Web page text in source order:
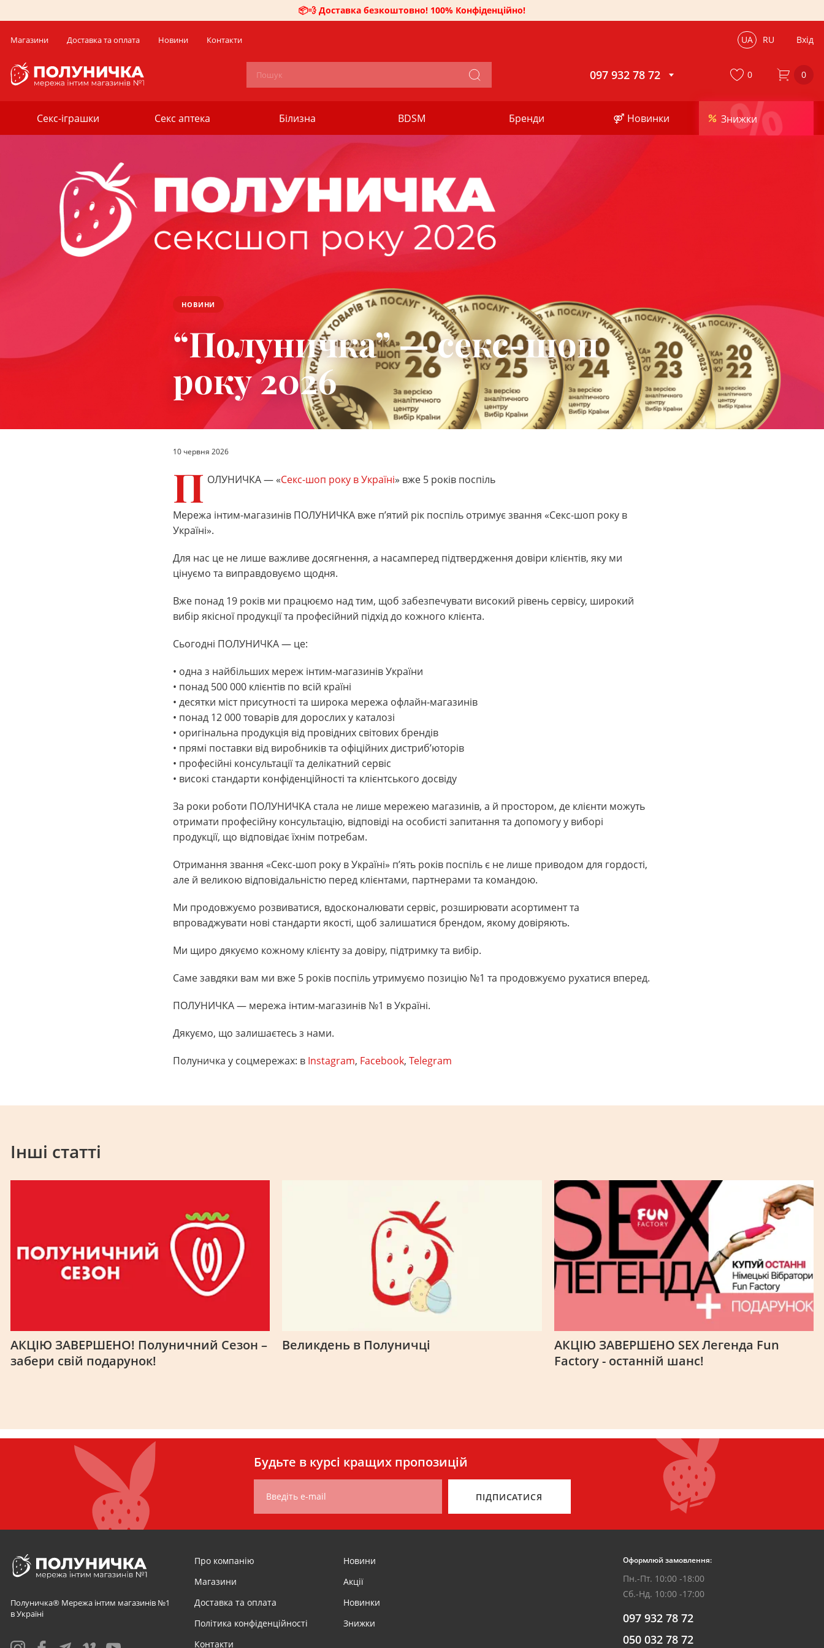
📦💨 Доставка безкоштовно! 100% Конфіденційно!
Магазини Доставка та оплата Новини Контакти UA RU Вхід
097 932 78 72 0
Секс-іграшки Секс аптека Білизна BDSM Бренди ⚤ Новинки %
Знижки
0
НОВИНИ
“Полуничка” — секс-шоп
року 2026
10 червня 2026
П ОЛУНИЧКА — «Секс-шоп року в Україні» вже 5 років поспіль
Мережа інтим-магазинів ПОЛУНИЧКА вже п’ятий рік поспіль отримує звання «Секс-шоп року в
Україні».
Для нас це не лише важливе досягнення, а насамперед підтвердження довіри клієнтів, яку ми
цінуємо та виправдовуємо щодня.
Вже понад 19 років ми працюємо над тим, щоб забезпечувати високий рівень сервісу, широкий
вибір якісної продукції та професійний підхід до кожного клієнта.
Сьогодні ПОЛУНИЧКА — це:
• одна з найбільших мереж інтим-магазинів України
• понад 500 000 клієнтів по всій країні
• десятки міст присутності та широка мережа офлайн-магазинів
• понад 12 000 товарів для дорослих у каталозі
• оригінальна продукція від провідних світових брендів
• прямі поставки від виробників та офіційних дистриб’юторів
• професійні консультації та делікатний сервіс
• високі стандарти конфіденційності та клієнтського досвіду
За роки роботи ПОЛУНИЧКА стала не лише мережею магазинів, а й простором, де клієнти можуть
отримати професійну консультацію, відповіді на особисті запитання та допомогу у виборі
продукції, що відповідає їхнім потребам.
Отримання звання «Секс-шоп року в Україні» п’ять років поспіль є не лише приводом для гордості,
але й великою відповідальністю перед клієнтами, партнерами та командою.
Ми продовжуємо розвиватися, вдосконалювати сервіс, розширювати асортимент та
впроваджувати нові стандарти якості, щоб залишатися брендом, якому довіряють.
Ми щиро дякуємо кожному клієнту за довіру, підтримку та вибір.
Саме завдяки вам ми вже 5 років поспіль утримуємо позицію №1 та продовжуємо рухатися вперед.
ПОЛУНИЧКА — мережа інтим-магазинів №1 в Україні.
Дякуємо, що залишаєтесь з нами.
Полуничка у соцмережах: в Instagram, Facebook, Telegram
Інші статті
АКЦІЮ ЗАВЕРШЕНО! Полуничний Cезон –
забери свій подарунок!
Великдень в Полуничці
АКЦІЮ ЗАВЕРШЕНО SEX Легенда Fun
Factory - останній шанс!
Будьте в курсі кращих пропозицій
Введіть e-mail ПІДПИСАТИСЯ
Полуничка® Мережа інтим магазинів №1
в Україні
Про компанію
Магазини
Доставка та оплата
Політика конфіденційності
Контакти
Новини
Акції
Новинки
Знижки
Оформлюй замовлення:
Пн.-Пт. 10:00 -18:00
Сб.-Нд. 10:00 -17:00
097 932 78 72
050 032 78 72